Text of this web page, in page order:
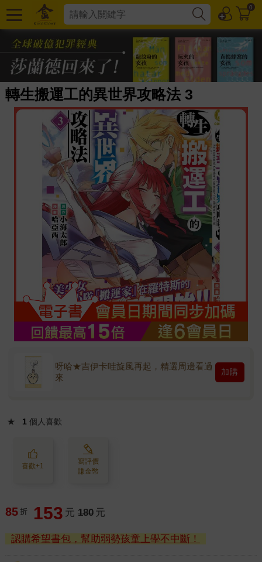
0
轉生搬運工的異世界攻略法 3
呀哈★吉伊卡哇旋風再起，精選周邊看過
來
加購
★ 1 個人喜歡
喜歡+1
寫評價
賺金幣
85 折 153 元 180 元
認購希望書包，幫助弱勢孩童上學不中斷！